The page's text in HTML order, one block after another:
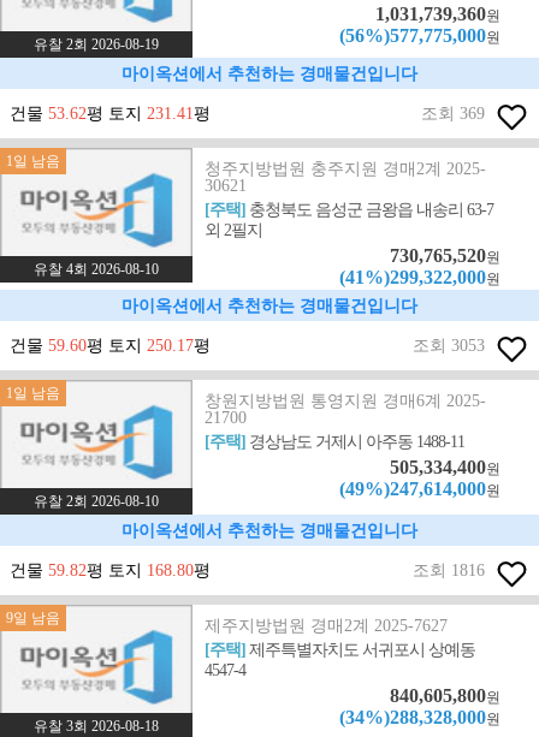
유찰 2회 2026-08-19
1,031,739,360원
(56%)577,775,000원
마이옥션에서 추천하는 경매물건입니다
건물 53.62평 토지 231.41평 조회 369
1일 남음
유찰 4회 2026-08-10
청주지방법원 충주지원 경매2계 2025-
30621
[주택] 충청북도 음성군 금왕읍 내송리 63-7
외 2필지
730,765,520원
(41%)299,322,000원
마이옥션에서 추천하는 경매물건입니다
건물 59.60평 토지 250.17평 조회 3053
1일 남음
유찰 2회 2026-08-10
창원지방법원 통영지원 경매6계 2025-
21700
[주택] 경상남도 거제시 아주동 1488-11
505,334,400원
(49%)247,614,000원
마이옥션에서 추천하는 경매물건입니다
건물 59.82평 토지 168.80평 조회 1816
9일 남음
유찰 3회 2026-08-18
제주지방법원 경매2계 2025-7627
[주택]제주특별자치도 서귀포시 상예동
4547-4
840,605,800원
(34%)288,328,000원